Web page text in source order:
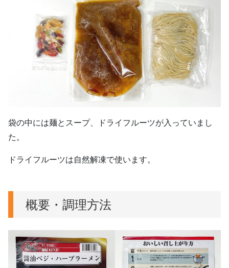
袋の中には麺とスープ、ドライフルーツが入っていまし
た。
ドライフルーツは自然解凍で使います。
概要・調理方法